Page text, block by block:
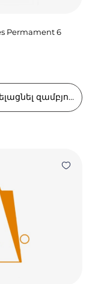
Permament 6
զամբյուղում